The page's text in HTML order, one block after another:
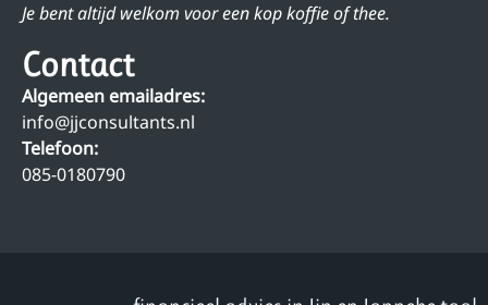
Je bent altijd welkom voor een kop koffie of thee.
Contact
Algemeen emailadres:
info@jjconsultants.nl
Telefoon:
085-0180790